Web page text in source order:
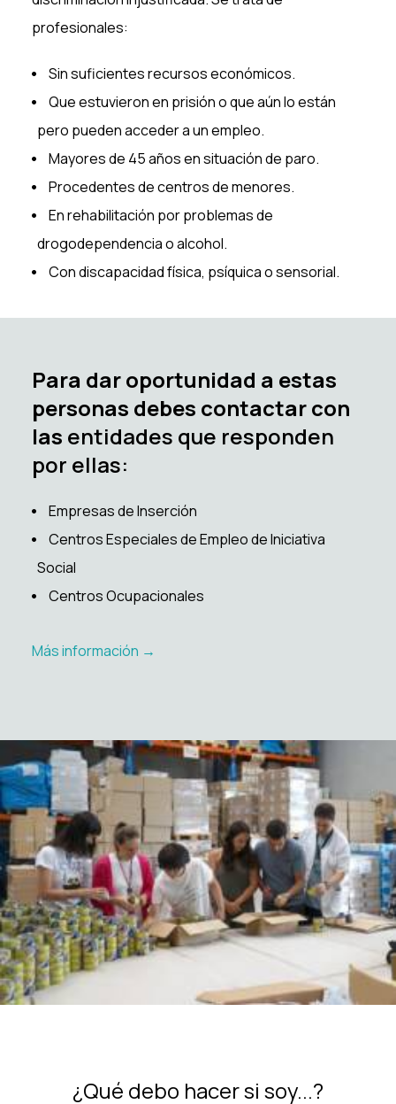
profesionales:
Sin suficientes recursos económicos.
Que estuvieron en prisión o que aún lo están
pero pueden acceder a un empleo.
Mayores de 45 años en situación de paro.
Procedentes de centros de menores.
En rehabilitación por problemas de
drogodependencia o alcohol.
Con discapacidad física, psíquica o sensorial.
Para dar oportunidad a estas
personas debes contactar con
las entidades que responden
por ellas:
Empresas de Inserción
Centros Especiales de Empleo de Iniciativa
Social
Centros Ocupacionales
Más información →️
¿Qué debo hacer si soy...?